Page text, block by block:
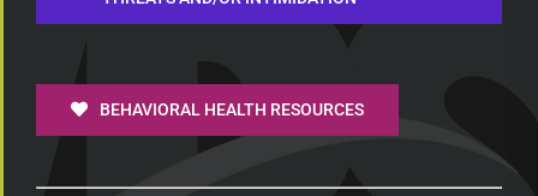
BEHAVIORAL HEALTH RESOURCES